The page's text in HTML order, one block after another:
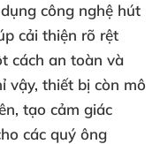
công nghệ hút
cải thiện rõ rệt
cách an toàn và
vậy, thiết bị còn mô
tạo cảm giác
các quý ông